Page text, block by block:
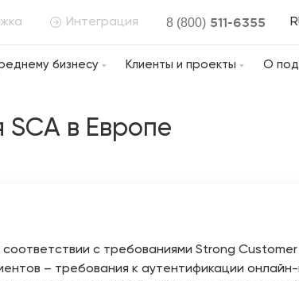
Интеграция 8 (800)511-6355
бизнесу Клиенты и проекты О
SCA в Европе
с требованиями Strong
– требования к аутентификации